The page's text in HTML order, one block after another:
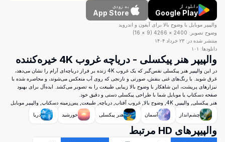
دانلود از
Google Play
به زودی
App Store
والپیپر موبایل با وضوح بالا برای آیفون و اندروید
وضوح تصویر: 2400
×
4266
(
9
×
16
)
منتشر شده در: ۲۳ خرداد ۱۴۰۴
دانلودها: ۱۰۱
والپیپر هنر پیکسلی - دریاچه غروب 4K خیره‌کننده
در این والپیپر هنر پیکسلی نفس‌گیر که یک غروب 4K زنده بر فراز دریاچه‌ای آرام را نشان می‌دهد،
غرق شوید. با رنگ‌های غنی بنفش، صورتی و نارنجی که روی آب منعکس می‌شوند، و محاصره شده با
نیزارهای پرپشت، این شاهکار با وضوح بالا زیبایی طبیعت را به تصویر می‌کشد. ایده‌آل برای بهبود
صفحه دسکتاپ یا موبایل شما با طراحی پیکسلی دستی و دقیق خود.
هنر پیکسلی, والپیپر, 4K, وضوح بالا, غروب آفتاب, دریاچه, طبیعت, پس‌زمینه دسکتاپ, والپیپر موبایل
چشم‌انداز
آسمان هنر پیکسلی خورشید دریا
والپیپرهای HD مرتبط